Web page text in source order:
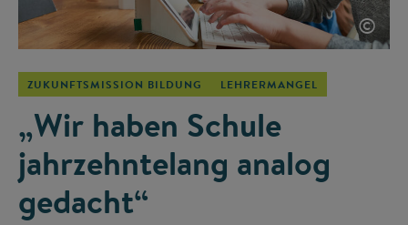
©
ZUKUNFTSMISSION BILDUNG LEHRERMANGEL
„Wir haben Schule
jahrzehntelang analog
gedacht“